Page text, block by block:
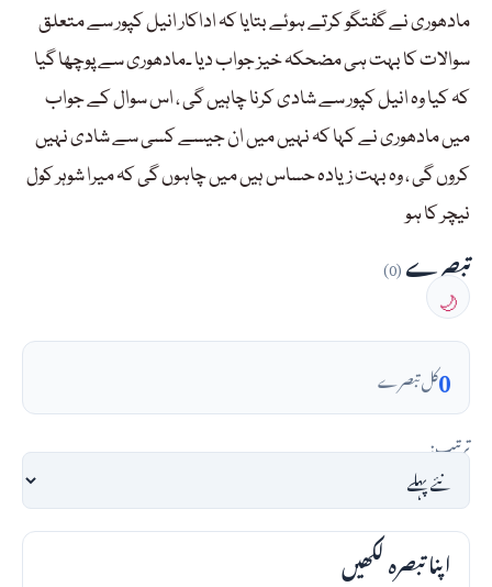
مادھوری نے گفتگو کرتے ہوئے بتایا کہ اداکار انیل کپور سے متعلق
سوالات کا بہت ہی مضحکہ خیز جواب دیا ۔مادھوری سے پوچھا گیا
کہ کیا وہ انیل کپور سے شادی کرنا چاہیں گی ، اس سوال کے جواب
میں مادھوری نے کہا کہ نہیں میں ان جیسے کسی سے شادی نہیں
کروں گی ، وہ بہت زیادہ حساس ہیں میں چاہوں گی کہ میرا شوہر کول
نیچر کا ہو
تبصرے(0)
🌙
0کل تبصرے
ترتیب:
اپنا تبصرہ لکھیں